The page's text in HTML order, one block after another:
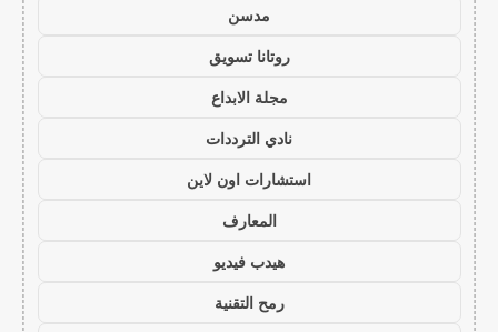
مدسن
روتانا تسويق
مجلة الابداع
نادي الترددات
استشارات اون لاين
المعارف
هيدب فيديو
رمح التقنية